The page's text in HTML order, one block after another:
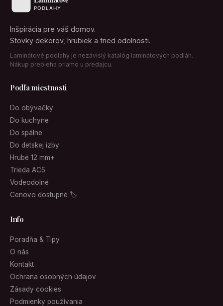
Inšpirácia pre váš domov.
Stovky dekorov, hrubiek a tried odolnosti.
Laminátové podlahy je nezávislý katalóg laminátových podláh.
Nákup prebieha priamo u predajcu.
Podľa miestnosti
Do obývačky
Do kuchyne
Do spálne
Do detskej izby
Hrubé 12 mm+
Trieda AC5
Vodeodolné
Cenovo dostupné 🏷
Info
Poradňa & Tipy
O nás
Kontakt
Ochrana osobných údajov
Zásady cookies
Podmienky používania